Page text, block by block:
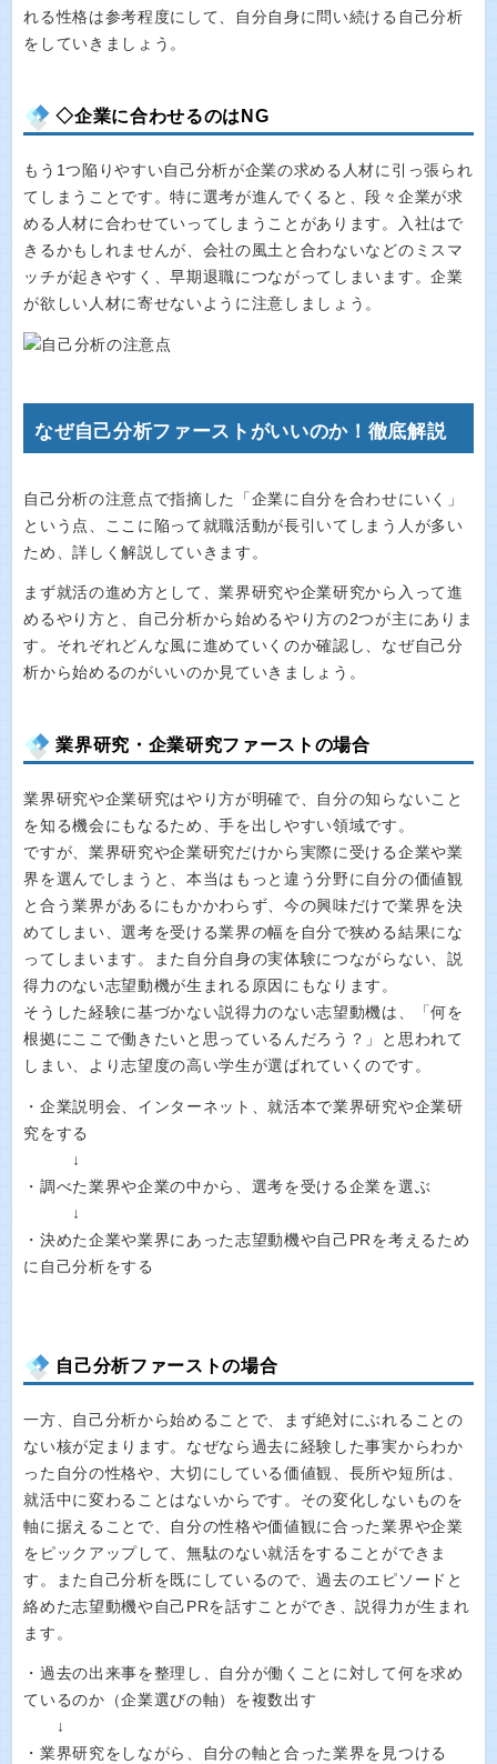
れる性格は参考程度にして、自分自身に問い続ける自己分析
をしていきましょう。
◇企業に合わせるのはNG
もう1つ陥りやすい自己分析が企業の求める人材に引っ張られ
てしまうことです。特に選考が進んでくると、段々企業が求
める人材に合わせていってしまうことがあります。入社はで
きるかもしれませんが、会社の風土と合わないなどのミスマ
ッチが起きやすく、早期退職につながってしまいます。企業
が欲しい人材に寄せないように注意しましょう。
なぜ自己分析ファーストがいいのか！徹底解説
自己分析の注意点で指摘した「企業に自分を合わせにいく」
という点、ここに陥って就職活動が長引いてしまう人が多い
ため、詳しく解説していきます。
まず就活の進め方として、業界研究や企業研究から入って進
めるやり方と、自己分析から始めるやり方の2つが主にありま
す。それぞれどんな風に進めていくのか確認し、なぜ自己分
析から始めるのがいいのか見ていきましょう。
業界研究・企業研究ファーストの場合
業界研究や企業研究はやり方が明確で、自分の知らないこと
を知る機会にもなるため、手を出しやすい領域です。
ですが、業界研究や企業研究だけから実際に受ける企業や業
界を選んでしまうと、本当はもっと違う分野に自分の価値観
と合う業界があるにもかかわらず、今の興味だけで業界を決
めてしまい、選考を受ける業界の幅を自分で狭める結果にな
ってしまいます。また自分自身の実体験につながらない、説
得力のない志望動機が生まれる原因にもなります。
そうした経験に基づかない説得力のない志望動機は、「何を
根拠にここで働きたいと思っているんだろう？」と思われて
しまい、より志望度の高い学生が選ばれていくのです。
・企業説明会、インターネット、就活本で業界研究や企業研
究をする
↓
・調べた業界や企業の中から、選考を受ける企業を選ぶ
↓
・決めた企業や業界にあった志望動機や自己PRを考えるため
に自己分析をする
自己分析ファーストの場合
一方、自己分析から始めることで、まず絶対にぶれることの
ない核が定まります。なぜなら過去に経験した事実からわか
った自分の性格や、大切にしている価値観、長所や短所は、
就活中に変わることはないからです。その変化しないものを
軸に据えることで、自分の性格や価値観に合った業界や企業
をピックアップして、無駄のない就活をすることができま
す。また自己分析を既にしているので、過去のエピソードと
絡めた志望動機や自己PRを話すことができ、説得力が生まれ
ます。
・過去の出来事を整理し、自分が働くことに対して何を求め
ているのか（企業選びの軸）を複数出す
↓
・業界研究をしながら、自分の軸と合った業界を見つける